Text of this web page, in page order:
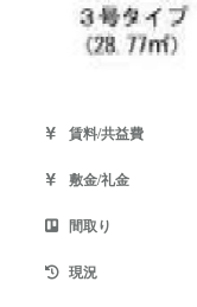
賃料/共益費
敷金/礼金
間取り
現況